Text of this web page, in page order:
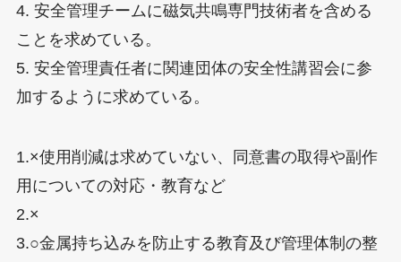
4. 安全管理チームに磁気共鳴専門技術者を含める
ことを求めている。
5. 安全管理責任者に関連団体の安全性講習会に参
加するように求めている。
1.×使用削減は求めていない、同意書の取得や副作
用についての対応・教育など
2.×
3.○金属持ち込みを防止する教育及び管理体制の整